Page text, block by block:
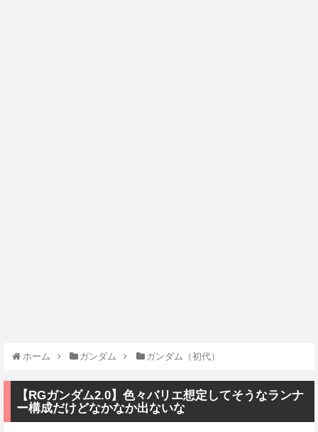
ホーム ガンダム ガンダム（初代）
【RGガンダム2.0】色々バリエ想定してそうなランナ
ー構成だけどなかなか出ないな